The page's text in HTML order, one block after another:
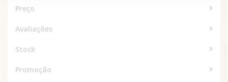
Preço
Avaliações
Stock
Promoção